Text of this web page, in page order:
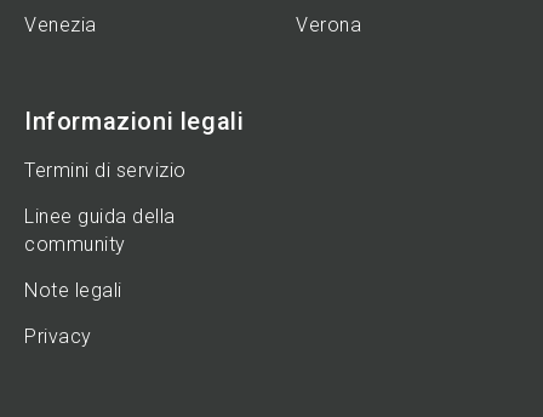
Venezia
Verona
Informazioni legali
Termini di servizio
Linee guida della
community
Note legali
Privacy